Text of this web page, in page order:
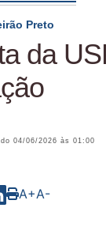
Preto
da
04/06/2026 às 01:00
A+A-